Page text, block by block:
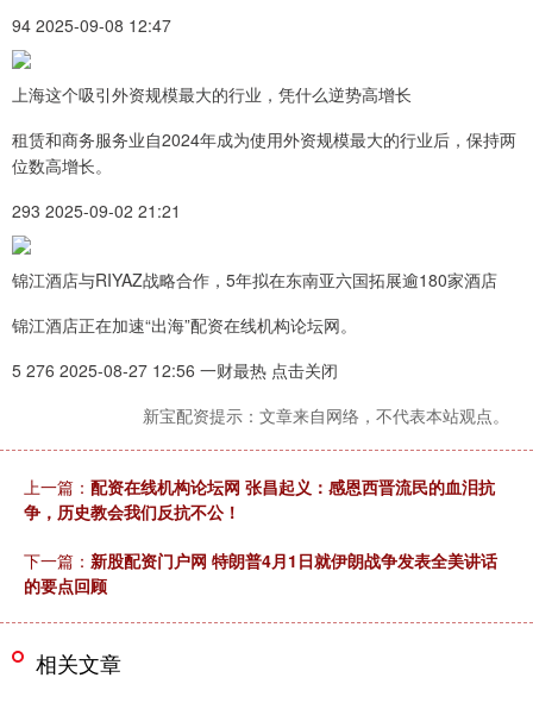
94 2025-09-08 12:47
上海这个吸引外资规模最大的行业，凭什么逆势高增长
租赁和商务服务业自2024年成为使用外资规模最大的行业后，保持两
位数高增长。
293 2025-09-02 21:21
锦江酒店与RIYAZ战略合作，5年拟在东南亚六国拓展逾180家酒店
锦江酒店正在加速“出海”配资在线机构论坛网。
5 276 2025-08-27 12:56 一财最热 点击关闭
新宝配资提示：文章来自网络，不代表本站观点。
上一篇： 配资在线机构论坛网 张昌起义：感恩西晋流民的血泪抗
争，历史教会我们反抗不公！
下一篇： 新股配资门户网 特朗普4月1日就伊朗战争发表全美讲话
的要点回顾
相关文章